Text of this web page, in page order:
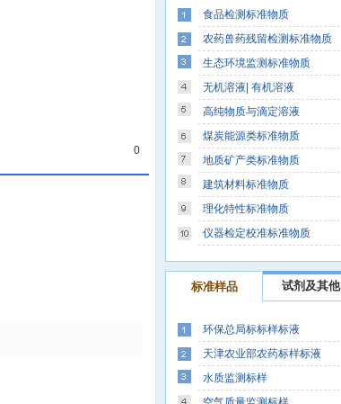
0
食品检测标准物质
农药兽药残留检测标准物质
生态环境监测标准物质
无机溶液| 有机溶液
高纯物质与滴定溶液
煤炭能源类标准物质
地质矿产类标准物质
建筑材料标准物质
理化特性标准物质
仪器检定校准标准物质
标准样品 试剂及其他
环保总局标标样标液
天津农业部农药标样标液
水质监测标样